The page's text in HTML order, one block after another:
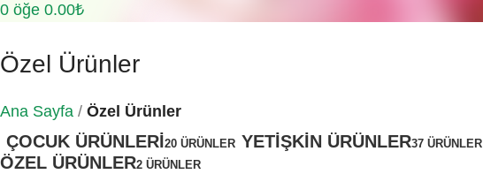
0 öğe 0.00₺
Özel Ürünler
Ana Sayfa Özel Ürünler
ÇOCUK ÜRÜNLERI20 ÜRÜNLER YETIŞKIN ÜRÜNLER37 ÜRÜNLER
ÖZEL ÜRÜNLER2 ÜRÜNLER